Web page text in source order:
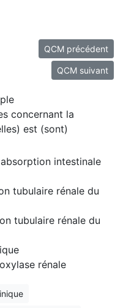
QCM précédent
QCM suivant
concernant la
est (sont)
intestinale
tubulaire rénale du
tubulaire rénale du
rénale